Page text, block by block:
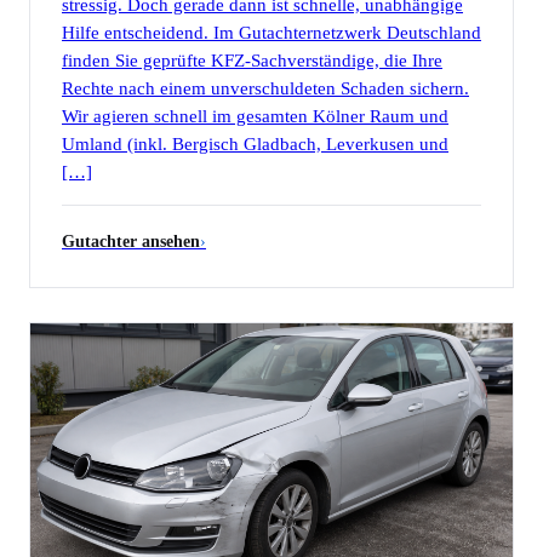
stressig. Doch gerade dann ist schnelle, unabhängige
Hilfe entscheidend. Im Gutachternetzwerk Deutschland
finden Sie geprüfte KFZ-Sachverständige, die Ihre
Rechte nach einem unverschuldeten Schaden sichern.
Wir agieren schnell im gesamten Kölner Raum und
Umland (inkl. Bergisch Gladbach, Leverkusen und
[…]
Gutachter ansehen›